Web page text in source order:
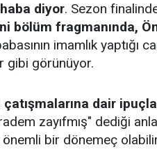
diyor. Sezon
bölüm fragmanında,
imamlık yaptığı
gibi görünüyor.
dair
zayıfmış" dediği
önemli bir dönemeç